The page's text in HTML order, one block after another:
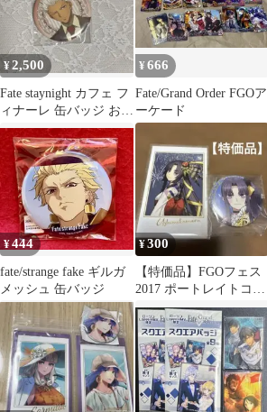
¥2,500
Fate staynight カフェ フ
ィナーレ 缶バッジ おま
け付き
¥666
Fate/Grand Order FGOア
ーケード
¥444
fate/strange fake ギルガ
メッシュ 缶バッジ
¥300
【特価品】FGOフェス
2017 ポートレイトコレ
クション 缶バッジ
牛若丸